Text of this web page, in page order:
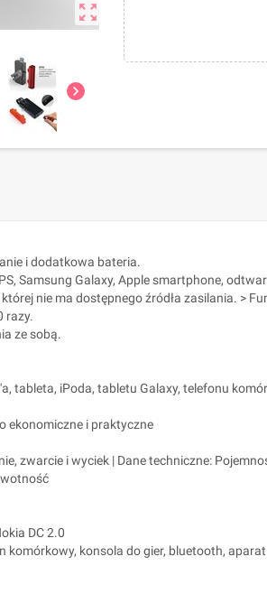
zoom_out_map
chevron_right
i dodatkowa bateria.
Samsung Galaxy, Apple smartphone,
nie ma dostępnego źródła zasilania. >
razy.
ze sobą.
tableta, iPoda, tabletu Galaxy, telefonu
ekonomiczne i praktyczne
zwarcie i wyciek | Dane techniczne:
DC 2.0
komórkowy, konsola do gier, bluetooth,